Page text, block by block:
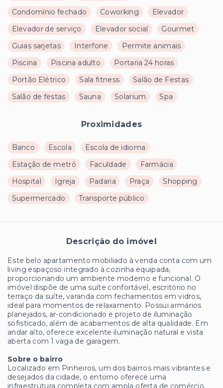
Condomínio fechado
Coworking
Elevador
Elevador de serviço
Elevador social
Gourmet
Guias sarjetas
Interfone
Permite animais
Piscina
Piscina adulto
Portaria 24 horas
Portão Elétrico
Sala fitness
Salão de Festas
Salão de festas
Sauna Solarium Spa
Proximidades
Banco Escola
Escola de idioma
Estação de metrô
Faculdade
Farmácia
Hospital
Igreja Padaria Praça
Shopping
Supermercado
Transporte público
Descrição do imóvel
Este belo apartamento mobiliado à venda conta com um
living espaçoso integrado à cozinha equipada,
proporcionando um ambiente moderno e funcional. O
imóvel dispõe de uma suíte confortável, escritório no
terraço da suíte, varanda com fechamentos em vidros,
ideal para momentos de relaxamento. Possui armários
planejados, ar-condicionado e projeto de iluminação
sofisticado, além de acabamentos de alta qualidade. Em
andar alto, oferece excelente iluminação natural e vista
aberta com 1 vaga de garagem.
Sobre o bairro
Localizado em Pinheiros, um dos bairros mais vibrantes e
desejados da cidade, o entorno oferece uma
infraestrutura completa com ampla oferta de comércio,